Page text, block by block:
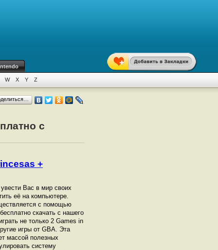
W X Y Z
с
+
Вас в мир своих
её на компьютере.
с помощью
скачать с нашего
не только 2 Games in
игры от GBА. Эта
массой полезных
систему